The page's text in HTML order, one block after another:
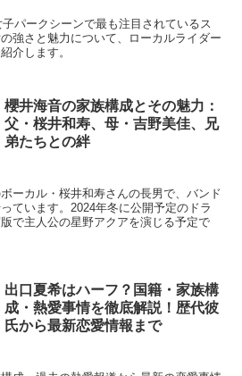
パークシーンで最も注目されているス
強さと魅力について、ローカルライダー
介します。
櫻井海音の家族構成とその魅力：
父・桜井和寿、母・吉野美佳、兄
弟たちとの絆
ーカル・桜井和寿さんの長男で、バンド
ています。2024年冬に公開予定のドラ
で主人公の星野アクアを演じる予定で
出口夏希はハーフ？国籍・家族構
成・熱愛事情を徹底解説！歴代彼
氏から最新恋愛情報まで